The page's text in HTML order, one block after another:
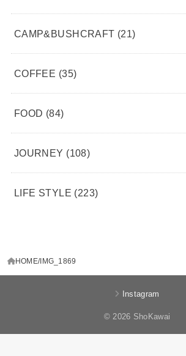
CAMP&BUSHCRAFT (21)
COFFEE (35)
FOOD (84)
JOURNEY (108)
LIFE STYLE (223)
HOME IMG_1869
Instagram
© 2026 ShoKawai